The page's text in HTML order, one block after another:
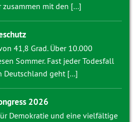
mit den [...]
41,8 Grad. Über 10.000
Sommer. Fast jeder Todesfall
Deutschland geht [...]
2026
Demokratie und eine vielfältige